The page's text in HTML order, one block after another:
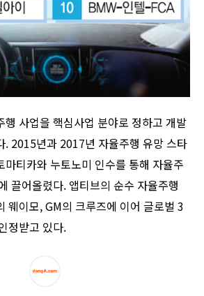
행 사업을 핵심사업 분야로 정하고 개발
. 2015년과 2017년 자율주행 유망 스타
마티카와 누토노미 인수를 통해 자율주
끌어올렸다. 앱티브의 순수 자율주행
웨이모, GM의 크루즈에 이어 글로벌 3
정받고 있다.